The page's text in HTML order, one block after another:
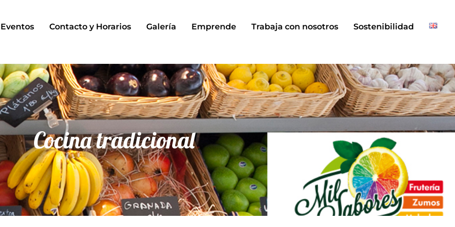
Eventos Contacto y Horarios Galería Emprende Trabaja con nosotros Sostenibilidad
Cocina tradicional